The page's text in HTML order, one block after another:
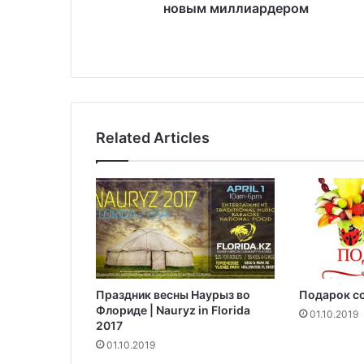
л
ь
н
о
с
т
а
л
а
н
о
в
ы
новым миллиардером
Related Articles
Праздник весны Наурыз во
Флориде | Nauryz in Florida
2017
01.10.2019
Подарок
01.10.2019